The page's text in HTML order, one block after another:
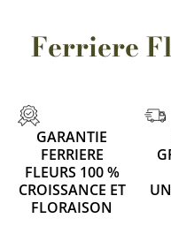
Ferriere
GARANTIE
FERRIERE
FLEURS 100 %
CROISSANCE ET
FLORAISON